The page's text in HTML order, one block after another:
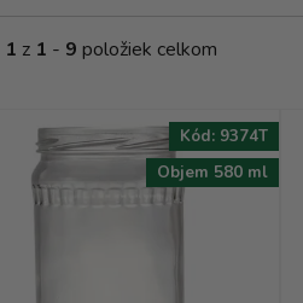
1 z 1 - 9 položiek celkom
Objem 580 ml
Kód: 9374T